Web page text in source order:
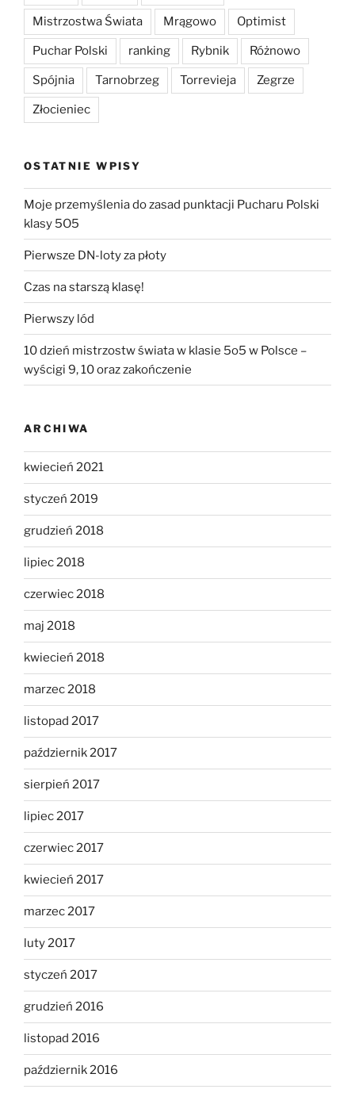
Mistrzostwa Świata Mrągowo Optimist
Puchar Polski ranking Rybnik Różnowo
Spójnia Tarnobrzeg Torrevieja Zegrze
Złocieniec
OSTATNIE WPISY
Moje przemyślenia do zasad punktacji Pucharu Polski
klasy 5O5
Pierwsze DN-loty za płoty
Czas na starszą klasę!
Pierwszy lód
10 dzień mistrzostw świata w klasie 5o5 w Polsce –
wyścigi 9, 10 oraz zakończenie
ARCHIWA
kwiecień 2021
styczeń 2019
grudzień 2018
lipiec 2018
czerwiec 2018
maj 2018
kwiecień 2018
marzec 2018
listopad 2017
październik 2017
sierpień 2017
lipiec 2017
czerwiec 2017
kwiecień 2017
marzec 2017
luty 2017
styczeń 2017
grudzień 2016
listopad 2016
październik 2016